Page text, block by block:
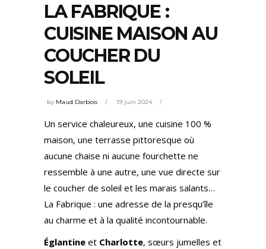
LA FABRIQUE :
CUISINE MAISON AU
COUCHER DU
SOLEIL
by Maud Darbois 19 juin 2024
Un service chaleureux, une cuisine 100 %
maison, une terrasse pittoresque où
aucune chaise ni aucune fourchette ne
ressemble à une autre, une vue directe sur
le coucher de soleil et les marais salants…
La Fabrique : une adresse de la presqu’île
au charme et à la qualité incontournable.
Églantine et Charlotte, sœurs jumelles et